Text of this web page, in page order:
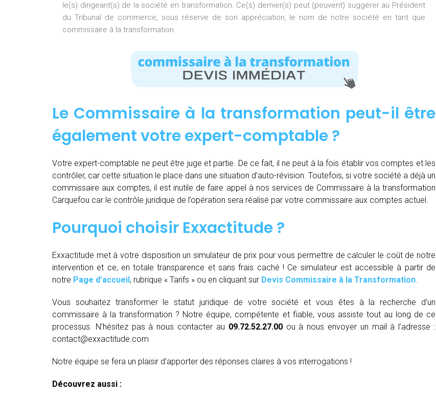
le(s) dirigeant(s) de la société en transformation. Ce(s) dernier(s) peut (peuvent) suggérer au Président
du Tribunal de commerce, sous réserve de son appréciation, le nom de notre société en tant que
commissaire à la transformation.
Le Commissaire à la transformation peut-il être
également votre expert-comptable ?
Votre expert-comptable ne peut être juge et partie. De ce fait, il ne peut à la fois établir vos comptes et les
contrôler, car cette situation le place dans une situation d’auto-révision. Toutefois, si votre société a déjà un
commissaire aux comptes, il est inutile de faire appel à nos services de Commissaire à la transformation
Carquefou car le contrôle juridique de l’opération sera réalisé par votre commissaire aux comptes actuel.
Pourquoi choisir Exxactitude ?
Exxactitude met à votre disposition un simulateur de prix pour vous permettre de calculer le coût de notre
intervention et ce, en totale transparence et sans frais caché ! Ce simulateur est accessible à partir de
notre Page d’accueil, rubrique « Tarifs » ou en cliquant sur Devis Commissaire à la Transformation.
Vous souhaitez transformer le statut juridique de votre société et vous êtes à la recherche d’un
commissaire à la transformation ? Notre équipe, compétente et fiable, vous assiste tout au long de ce
processus. N’hésitez pas à nous contacter au 09.72.52.27.00ou à nous envoyer un mail à l’adresse :
contact@exxactitude.com
Notre équipe se fera un plaisir d’apporter des réponses claires à vos interrogations !
Découvrez aussi :